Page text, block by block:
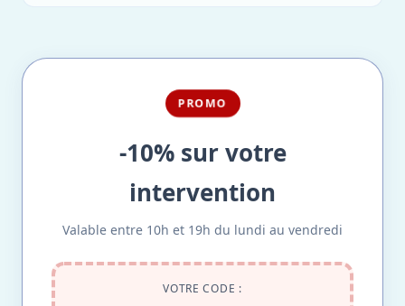
PROMO
-10% sur votre
intervention
Valable entre 10h et 19h du lundi au vendredi
VOTRE CODE :